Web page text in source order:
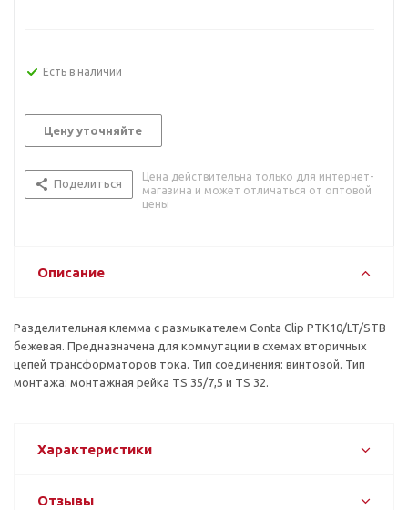
Есть в наличии
Цену уточняйте
Поделиться
Цена действительна только для интернет-
магазина и может отличаться от оптовой
цены
Описание
Разделительная клемма с размыкателем Conta Clip PTK10/LT/STB
бежевая. Предназначена для коммутации в схемах вторичных
цепей трансформаторов тока. Тип соединения: винтовой. Тип
монтажа: монтажная рейка TS 35/7,5 и TS 32.
Характеристики
Отзывы